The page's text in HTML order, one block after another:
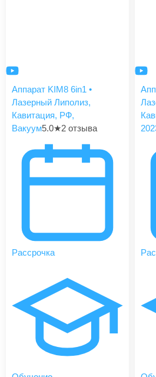
Аппарат KIM8 6in1 •
Лазерный Липолиз,
Кавитация, РФ,
Вакуум5.0★2 отзыва
Рассрочка